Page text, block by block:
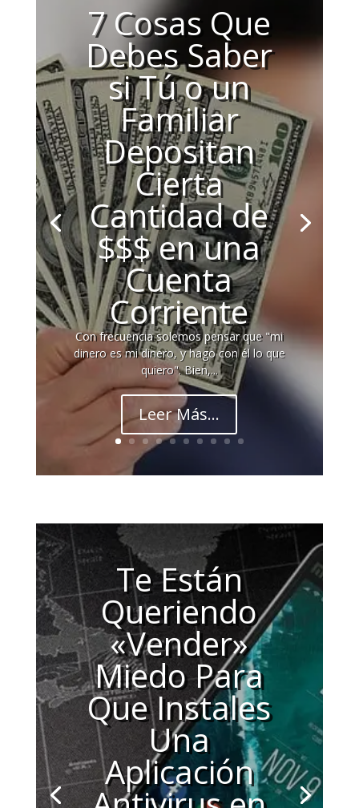
7 Cosas Que
Debes Saber
si Tú o un
Familiar
Depositan
Cierta
Cantidad de
$$$ en una
Cuenta
Corriente
Con frecuencia solemos pensar que "mi
dinero es mi dinero, y hago con él lo que
quiero". Bien,...
Leer Más...
Te Están
Queriendo
«Vender»
Miedo Para
Que Instales
Una
Aplicación